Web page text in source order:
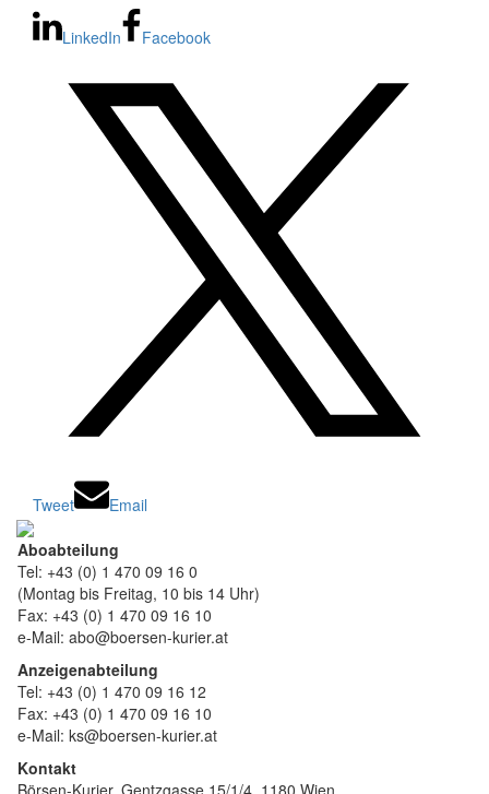
LinkedIn Facebook
Tweet Email
Aboabteilung
Tel: +43 (0) 1 470 09 16 0
(Montag bis Freitag, 10 bis 14 Uhr)
Fax: +43 (0) 1 470 09 16 10
e-Mail: abo@boersen-kurier.at
Anzeigenabteilung
Tel: +43 (0) 1 470 09 16 12
Fax: +43 (0) 1 470 09 16 10
e-Mail: ks@boersen-kurier.at
Kontakt